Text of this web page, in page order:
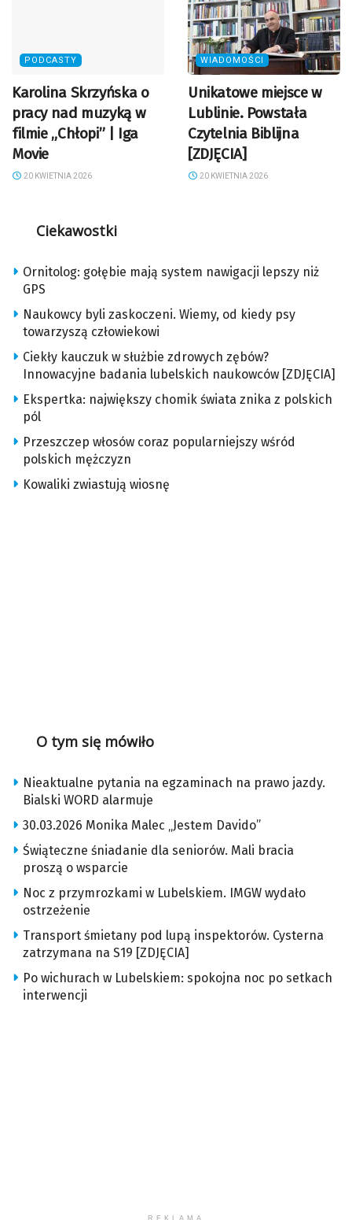
PODCASTY
Karolina Skrzyńska o
pracy nad muzyką w
filmie „Chłopi” | Iga
Movie
20 KWIETNIA 2026
WIADOMOŚCI
Unikatowe miejsce w
Lublinie. Powstała
Czytelnia Biblijna
[ZDJĘCIA]
20 KWIETNIA 2026
Ciekawostki
Ornitolog: gołębie mają system nawigacji lepszy niż
GPS
Naukowcy byli zaskoczeni. Wiemy, od kiedy psy
towarzyszą człowiekowi
Ciekły kauczuk w służbie zdrowych zębów?
Innowacyjne badania lubelskich naukowców [ZDJĘCIA]
Ekspertka: największy chomik świata znika z polskich
pól
Przeszczep włosów coraz popularniejszy wśród
polskich mężczyzn
Kowaliki zwiastują wiosnę
O tym się mówiło
Nieaktualne pytania na egzaminach na prawo jazdy.
Bialski WORD alarmuje
30.03.2026 Monika Malec „Jestem Davido”
Świąteczne śniadanie dla seniorów. Mali bracia
proszą o wsparcie
Noc z przymrozkami w Lubelskiem. IMGW wydało
ostrzeżenie
Transport śmietany pod lupą inspektorów. Cysterna
zatrzymana na S19 [ZDJĘCIA]
Po wichurach w Lubelskiem: spokojna noc po setkach
interwencji